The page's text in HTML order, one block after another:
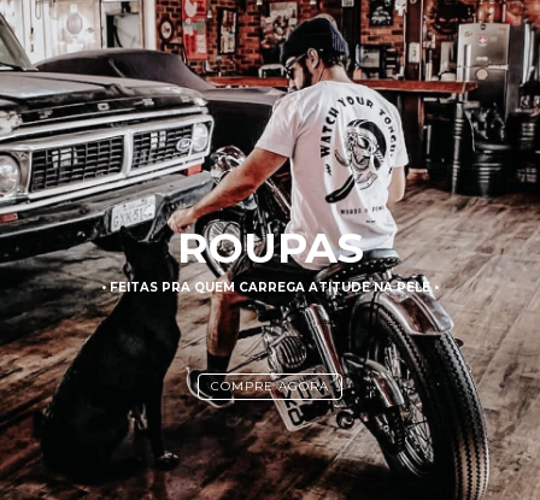
ROUPAS
• FEITAS PRA QUEM CARREGA ATITUDE NA PELE •
COMPRE AGORA